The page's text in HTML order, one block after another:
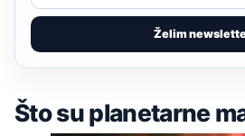
Želim
Što su planetarne